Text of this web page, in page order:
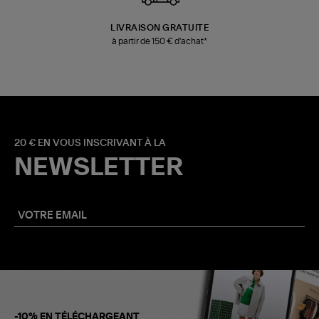
LIVRAISON GRATUITE
à partir de 150 € d'achat*
20 € EN VOUS INSCRIVANT À LA
NEWSLETTER
-10% EN TÉLÉCHARGEANT